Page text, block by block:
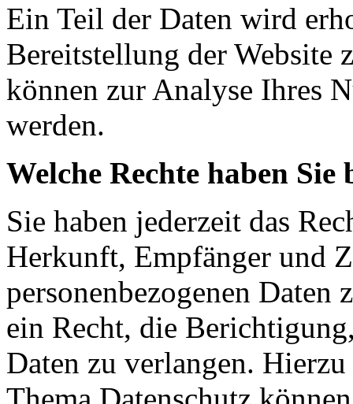
Ein Teil der Daten wird
Bereitstellung der Website
können zur Analyse Ihres
werden.
Welche Rechte haben
Sie haben jederzeit das
Herkunft, Empfänger und
personenbezogenen Daten
ein Recht, die
Daten zu verlangen.